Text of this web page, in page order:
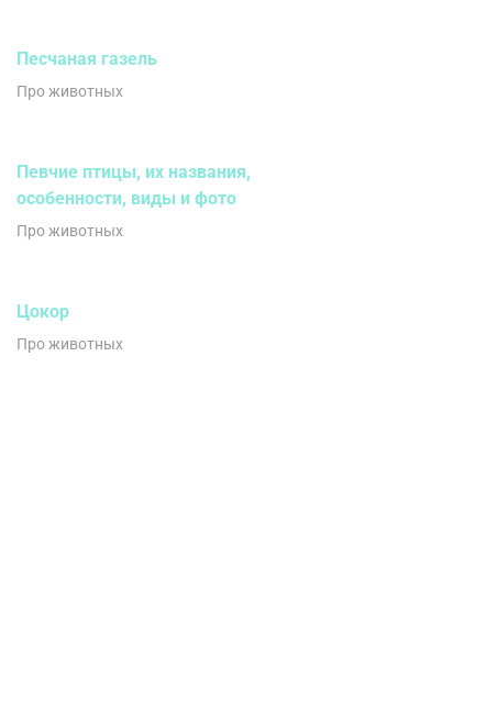
Песчаная газель
Про животных
Певчие птицы, их названия,
особенности, виды и фото
Про животных
Цокор
Про животных